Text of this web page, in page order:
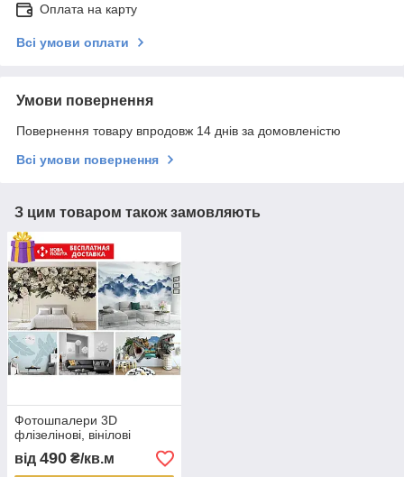
Оплата на карту
Всі умови оплати
Умови повернення
Повернення товару впродовж 14 днів за домовленістю
Всі умови повернення
З цим товаром також замовляють
Фотошпалери 3D
флізелінові, вінілові
від 490 ₴/кв.м